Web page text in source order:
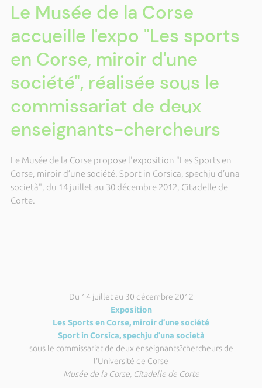
Le Musée de la Corse
accueille l'expo "Les sports
en Corse, miroir d'une
société", réalisée sous le
commissariat de deux
enseignants-chercheurs
Le Musée de la Corse propose l'exposition "Les Sports en
Corse, miroir d’une société. Sport in Corsica, spechju d’una
società", du 14 juillet au 30 décembre 2012, Citadelle de
Corte.
Du 14 juillet au 30 décembre 2012
Exposition
Les Sports en Corse, miroir d’une société
Sport in Corsica, spechju d’una società
sous le commissariat de deux enseignants?chercheurs de
l'Université de Corse
Musée de la Corse, Citadelle de Corte